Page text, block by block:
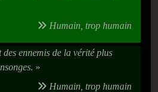
Humain, trop humain
des ennemis de la vérité plus
»
Humain, trop humain